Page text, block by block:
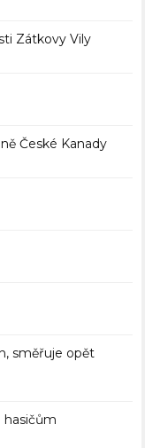
Zátkovy Vily
České Kanady
směřuje opět
hasičům